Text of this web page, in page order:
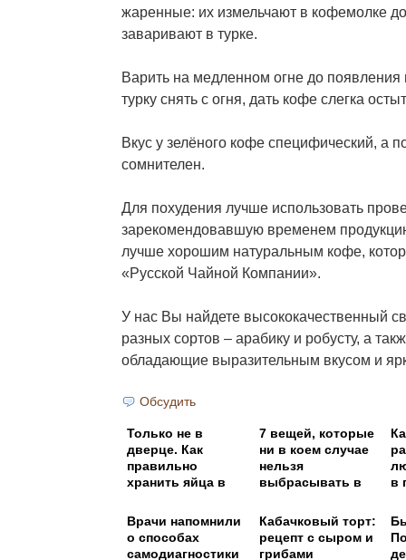
жаренные: их измельчают в кофемолке
заваривают в турке.
Варить на медленном огне до появления
турку снять с огня, дать кофе слегка
Вкус у зелёного кофе специфический, а
сомнителен.
Для похудения лучше использовать
зарекомендовавшую временем
лучше хорошим натуральным кофе,
«Русской Чайной Компании».
У нас Вы найдете высококачественный
разных сортов – арабику и робусту, а
обладающие выразительным вкусом и
Обсудить
Только не в
дверце. Как
правильно
хранить яйца в
7 вещей, которые
ни в коем случае
нельзя
выбрасывать в
раковину!
в
Врачи напомнили
о способах
самодиагностики
Кабачковый торт:
рецепт с сыром и
грибами